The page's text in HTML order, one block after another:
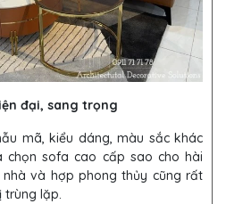
đại, sang trọng
mã, kiểu dáng, màu sắc khác
chọn sofa cao cấp sao cho hài
và hợp phong thủy cũng rất
trùng lặp.